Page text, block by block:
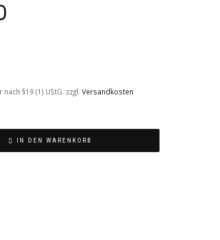
§19 (1) UStG. zzgl. Versandkosten
IN DEN WARENKORB